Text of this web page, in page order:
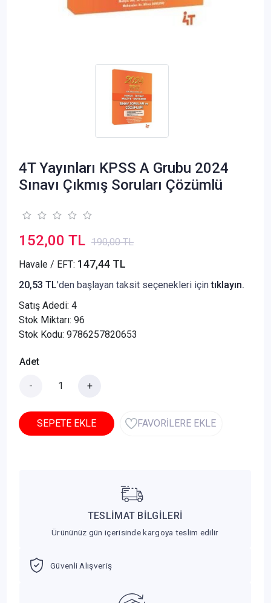
4T Yayınları KPSS A Grubu 2024
Sınavı Çıkmış Soruları Çözümlü
152,00 TL 190,00 TL
Havale / EFT: 147,44 TL
20,53 TL'den başlayan taksit seçenekleri içintıklayın.
Satış Adedi: 4
Stok Miktarı: 96
Stok Kodu: 9786257820653
Adet
- +
SEPETE EKLE FAVORİLERE EKLE
TESLİMAT BİLGİLERİ
Ürününüz gün içerisinde kargoya teslim edilir
Güvenli Alışveriş